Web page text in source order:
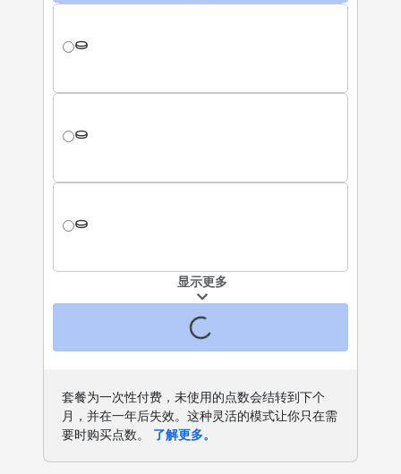
显示更多
套餐为一次性付费，未使用的点数会结转到下个
月，并在一年后失效。这种灵活的模式让你只在需
要时购买点数。
了解更多。